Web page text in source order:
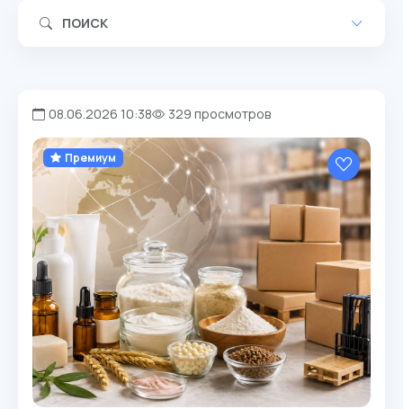
ПОИСК
08.06.2026 10:38 329 просмотров
Премиум